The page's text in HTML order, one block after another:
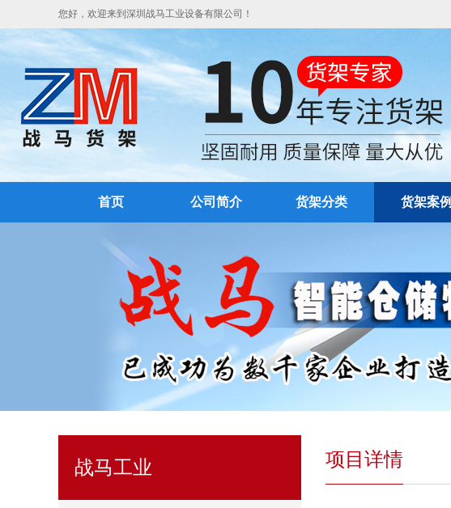
您好，欢迎来到深圳战马工业设备有限公司！
首页 公司简介 货架分类 货架案例
战马工业 项目详情